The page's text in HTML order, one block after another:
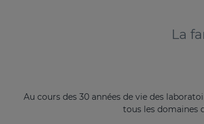
La
Au cours des 30 années de vie des
tous les domaines